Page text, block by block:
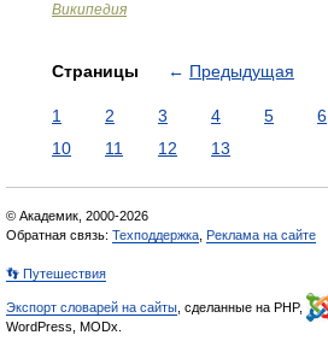
Википедия
Страницы ← Предыдущая
1 2 3 4 5 6
10
11 12 13
© Академик, 2000-2026
Обратная связь: Техподдержка Реклама на сайте
👣 Путешествия
Экспорт словарей на сайты , сделанные на PHP,
WordPress, MODx.